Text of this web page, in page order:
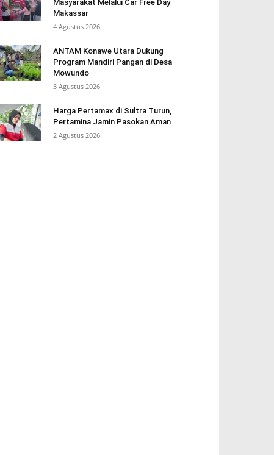
Masyarakat Melalui Car Free Day
Makassar
4 Agustus 2026
ANTAM Konawe Utara Dukung
Program Mandiri Pangan di Desa
Mowundo
3 Agustus 2026
Harga Pertamax di Sultra Turun,
Pertamina Jamin Pasokan Aman
2 Agustus 2026